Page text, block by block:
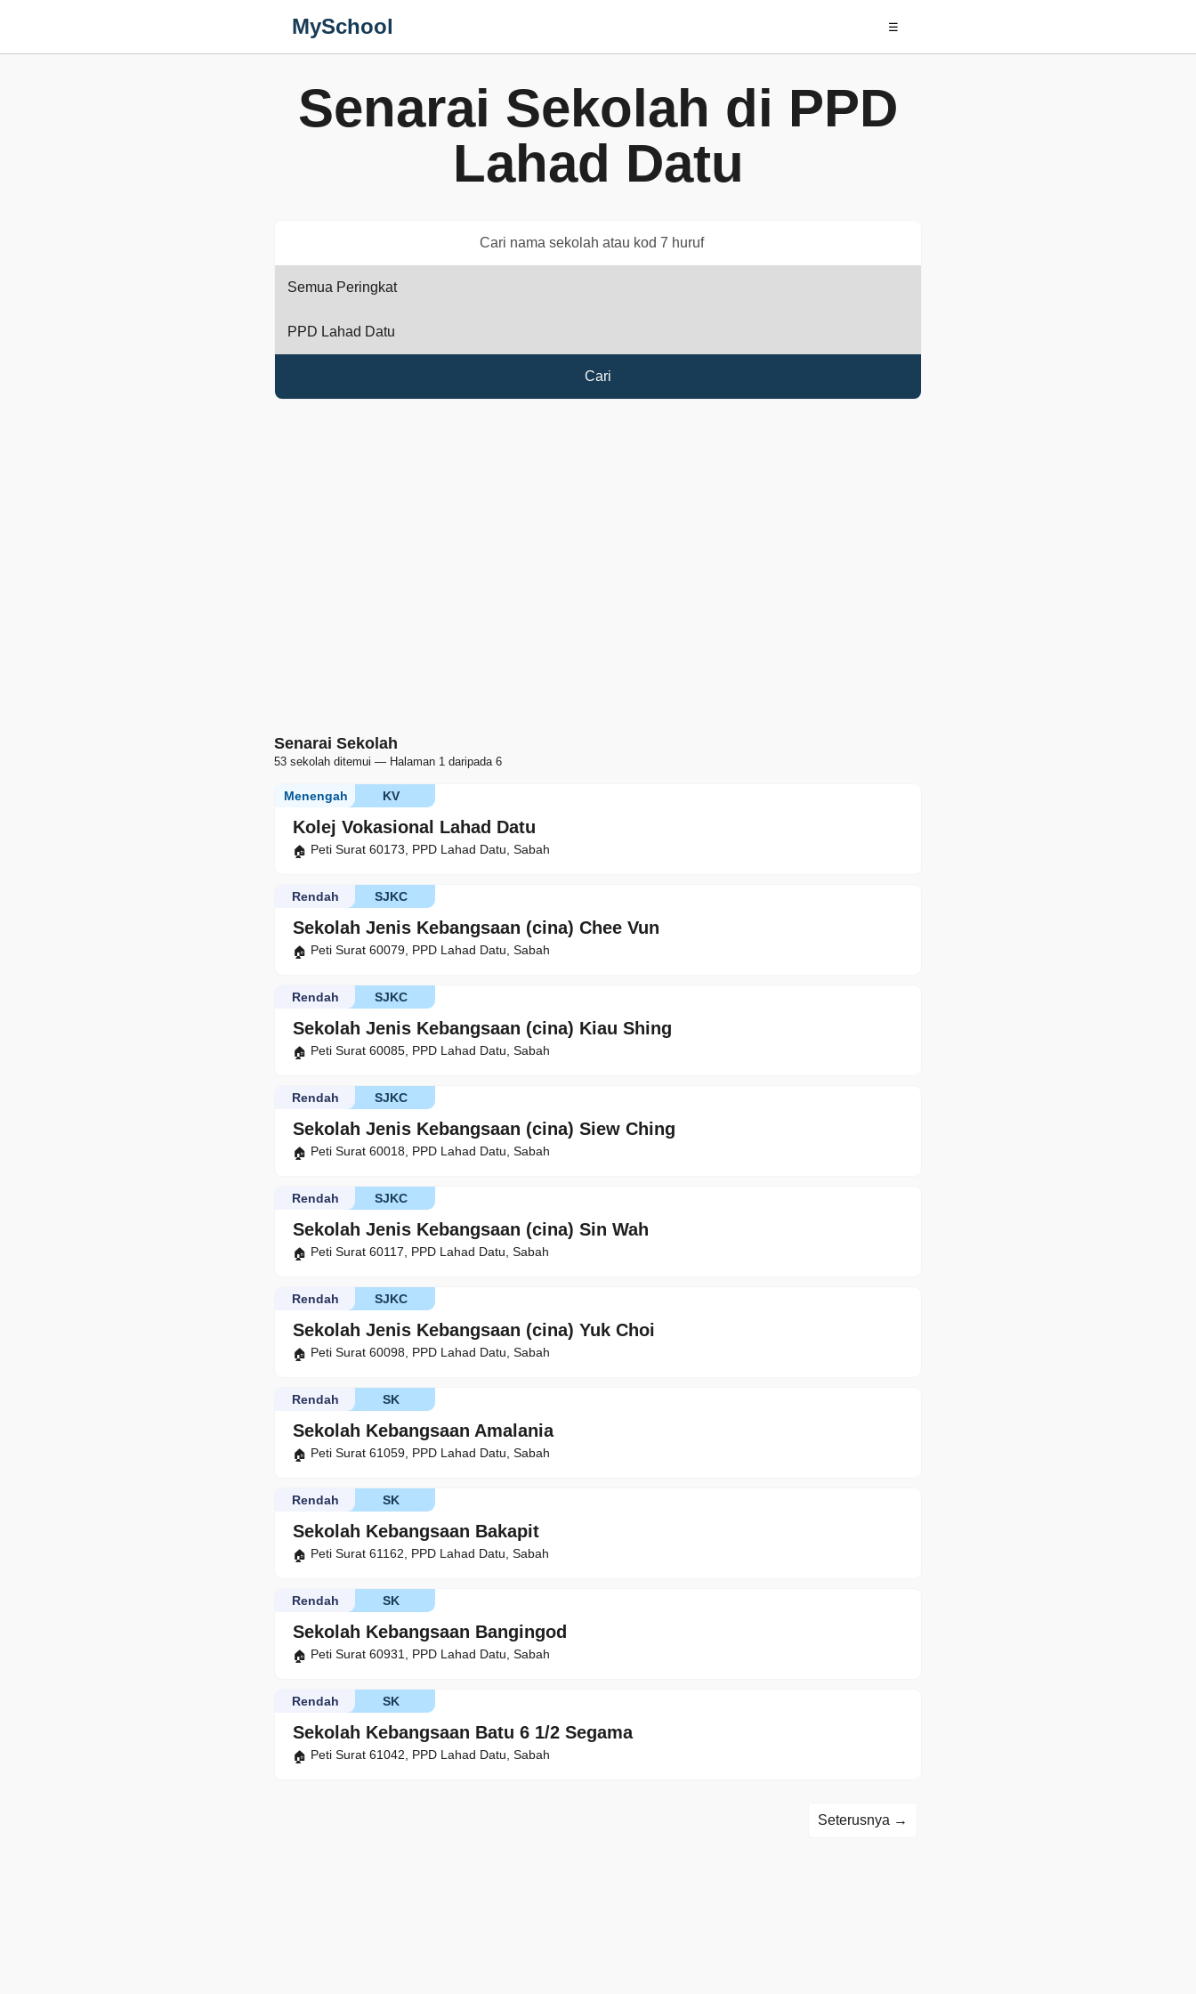
MySchool ☰
Senarai Sekolah di PPD
Lahad Datu
Cari
Senarai Sekolah
53 sekolah ditemui — Halaman 1 daripada 6
Kolej Vokasional Lahad Datu
KV
Menengah
Peti Surat 60173, PPD Lahad Datu, Sabah
Sekolah Jenis Kebangsaan (cina) Chee Vun
SJKC
Rendah
Peti Surat 60079, PPD Lahad Datu, Sabah
Sekolah Jenis Kebangsaan (cina) Kiau Shing
SJKC
Rendah
Peti Surat 60085, PPD Lahad Datu, Sabah
Sekolah Jenis Kebangsaan (cina) Siew Ching
SJKC
Rendah
Peti Surat 60018, PPD Lahad Datu, Sabah
Sekolah Jenis Kebangsaan (cina) Sin Wah
SJKC
Rendah
Peti Surat 60117, PPD Lahad Datu, Sabah
Sekolah Jenis Kebangsaan (cina) Yuk Choi
SJKC
Rendah
Peti Surat 60098, PPD Lahad Datu, Sabah
Sekolah Kebangsaan Amalania
SK
Rendah
Peti Surat 61059, PPD Lahad Datu, Sabah
Sekolah Kebangsaan Bakapit
SK
Rendah
Peti Surat 61162, PPD Lahad Datu, Sabah
Sekolah Kebangsaan Bangingod
SK
Rendah
Peti Surat 60931, PPD Lahad Datu, Sabah
Sekolah Kebangsaan Batu 6 1/2 Segama
SK
Rendah
Peti Surat 61042, PPD Lahad Datu, Sabah
Seterusnya →